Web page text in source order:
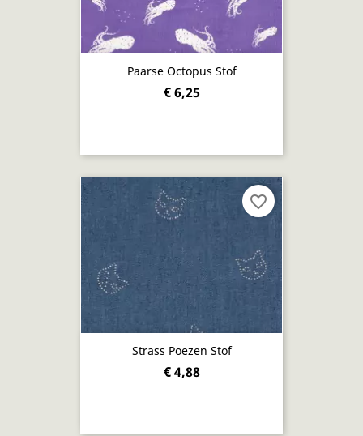
Paarse Octopus Stof
€ 6,25
Strass Poezen Stof
€ 4,88
favorite_border